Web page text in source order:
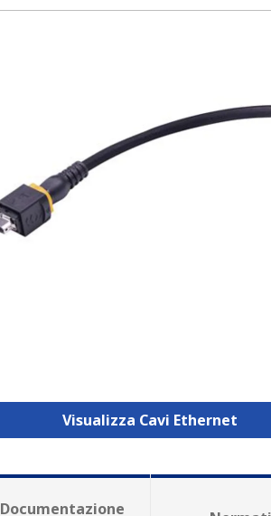
Visualizza Cavi Ethernet
Documentazione